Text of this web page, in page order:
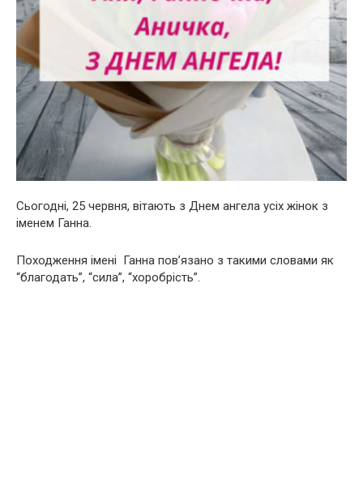
Сьогодні, 25 червня, вітають з Днем ангела усіх жінок з
іменем Ганна.
Походження імені Ганна пов’язано з такими словами як
“благодать”, “сила”, “хоробрість”.